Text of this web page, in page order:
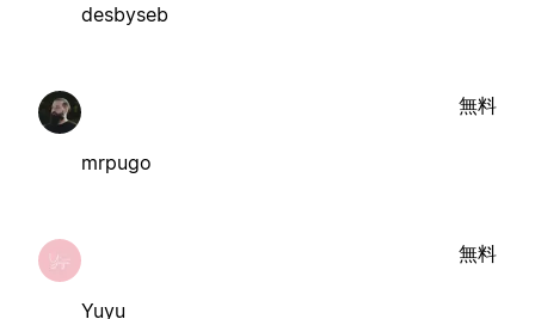
desbyseb
mrpugo
無料
Yuyu
無料